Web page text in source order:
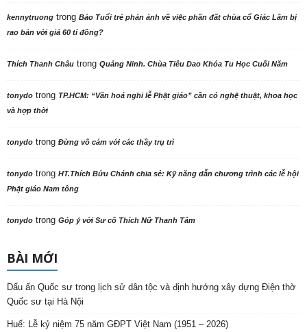
kennytruong trong Báo Tuổi trẻ phản ảnh về việc phần đất chùa cổ Giác Lâm bị
rao bán với giá 60 tỉ đồng?
Thích Thanh Châu trong Quảng Ninh. Chùa Tiêu Dao Khóa Tu Học Cuối Năm
tonydo trong TP.HCM: “Văn hoá nghi lễ Phật giáo” cần có nghệ thuật, khoa học
và hợp thời
tonydo trong Đừng vô cảm với các thầy trụ trì
tonydo trong HT.Thích Bửu Chánh chia sẻ: Kỹ năng dẫn chương trình các lễ hội
Phật giáo Nam tông
tonydo trong Góp ý với Sư cô Thích Nữ Thanh Tâm
BÀI MỚI
Dấu ấn Quốc sư trong lịch sử dân tộc và định hướng xây dựng Điện thờ
Quốc sư tại Hà Nội
Huế: Lễ kỷ niệm 75 năm GĐPT Việt Nam (1951 – 2026)